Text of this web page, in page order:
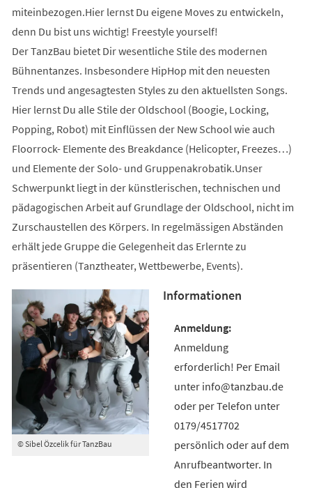
miteinbezogen.Hier lernst Du eigene Moves zu entwickeln,
denn Du bist uns wichtig! Freestyle yourself!
Der TanzBau bietet Dir wesentliche Stile des modernen
Bühnentanzes. Insbesondere HipHop mit den neuesten
Trends und angesagtesten Styles zu den aktuellsten Songs.
Hier lernst Du alle Stile der Oldschool (Boogie, Locking,
Popping, Robot) mit Einflüssen der New School wie auch
Floorrock- Elemente des Breakdance (Helicopter, Freezes…)
und Elemente der Solo- und Gruppenakrobatik.Unser
Schwerpunkt liegt in der künstlerischen, technischen und
pädagogischen Arbeit auf Grundlage der Oldschool, nicht im
Zurschaustellen des Körpers. In regelmässigen Abständen
erhält jede Gruppe die Gelegenheit das Erlernte zu
präsentieren (Tanztheater, Wettbewerbe, Events).
© Sibel Özcelik für TanzBau
Informationen
Anmeldung
erforderlich! Per Email
unter info@tanzbau.de
oder per Telefon unter
0179/4517702
persönlich oder auf dem
Anrufbeantworter. In
den Ferien wird